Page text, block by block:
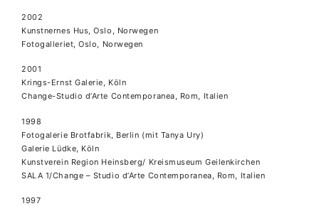
2002
Kunstnernes Hus, Oslo, Norwegen
Fotogalleriet, Oslo, Norwegen
2001
Krings-Ernst Galerie, Köln
Change-Studio d’Arte Contemporanea, Rom, Italien
1998
Fotogalerie Brotfabrik, Berlin (mit Tanya Ury)
Galerie Lüdke, Köln
Kunstverein Region Heinsberg/ Kreismuseum Geilenkirchen
SALA 1/Change – Studio d’Arte Contemporanea, Rom, Italien
1997